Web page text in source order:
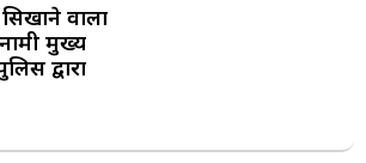
वाला
मुख्य
द्वारा